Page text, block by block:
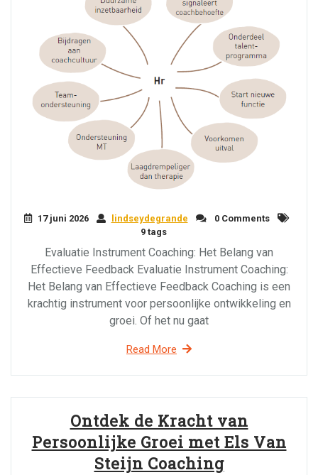
17 juni 2026 lindseydegrande
0 Comments
9 tags
Evaluatie Instrument Coaching: Het Belang van
Effectieve Feedback Evaluatie Instrument Coaching:
Het Belang van Effectieve Feedback Coaching is een
krachtig instrument voor persoonlijke ontwikkeling en
groei. Of het nu gaat
Read More
Ontdek de Kracht van
Persoonlijke Groei met Els Van
Steijn Coaching